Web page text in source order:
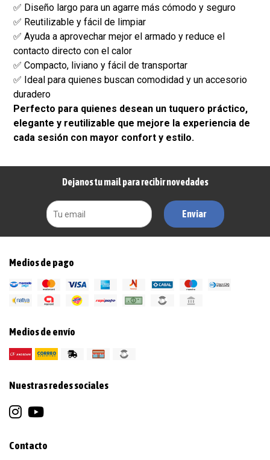
✅ Diseño largo para un agarre más cómodo y seguro
✅ Reutilizable y fácil de limpiar
✅ Ayuda a aprovechar mejor el armado y reduce el
contacto directo con el calor
✅ Compacto, liviano y fácil de transportar
✅ Ideal para quienes buscan comodidad y un accesorio
duradero
Perfecto para quienes desean un tuquero práctico,
elegante y reutilizable que mejore la experiencia de
cada sesión con mayor confort y estilo.
Dejanos tu mail para recibir novedades
Enviar
Medios de pago
Medios de envío
Nuestras redes sociales
Contacto